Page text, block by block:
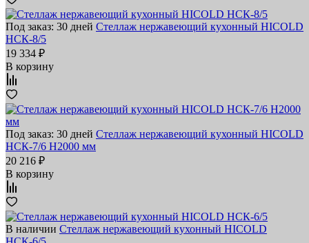
Под заказ: 30 дней Стеллаж нержавеющий кухонный HICOLD
НСК-8/5
19 334 ₽
В корзину
Под заказ: 30 дней Стеллаж нержавеющий кухонный HICOLD
НСК-7/6 H2000 мм
20 216 ₽
В корзину
В наличии Стеллаж нержавеющий кухонный HICOLD